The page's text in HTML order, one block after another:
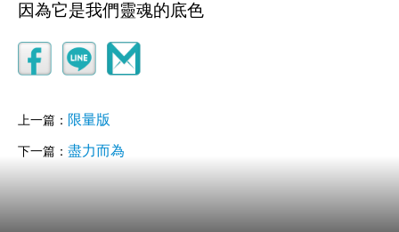
因為它是我們靈魂的底色
上一篇： 限量版
下一篇： 盡力而為